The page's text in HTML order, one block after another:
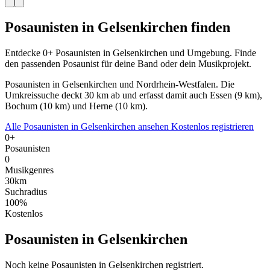
Posaunisten in Gelsenkirchen finden
Entdecke 0+ Posaunisten in Gelsenkirchen und Umgebung. Finde
den passenden Posaunist für deine Band oder dein Musikprojekt.
Posaunisten in Gelsenkirchen und Nordrhein-Westfalen. Die
Umkreissuche deckt 30 km ab und erfasst damit auch Essen (9 km),
Bochum (10 km) und Herne (10 km).
Alle Posaunisten in Gelsenkirchen ansehen Kostenlos registrieren
0+
Posaunisten
0
Musikgenres
30km
Suchradius
100%
Kostenlos
Posaunisten in Gelsenkirchen
Noch keine Posaunisten in Gelsenkirchen registriert.